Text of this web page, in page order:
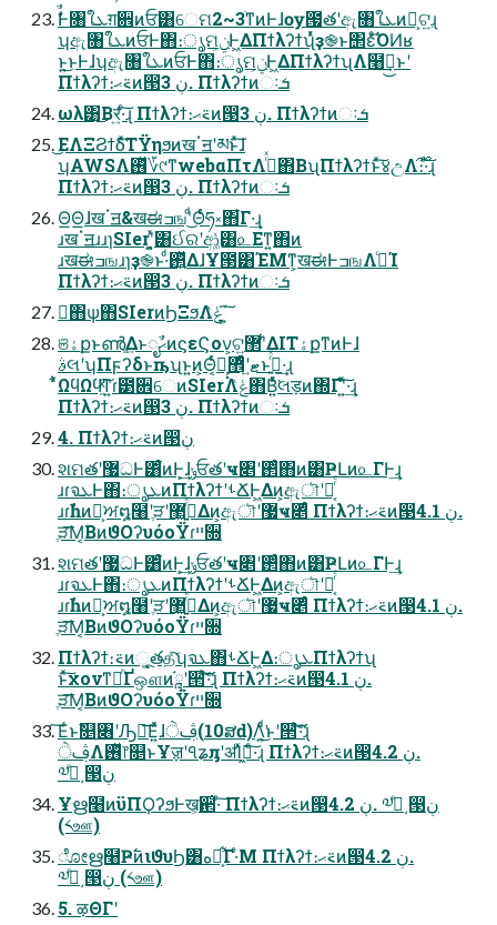
ࣗࣾͰ৘ใܥग़਎ͷਓ͸େମ2~3ׂͳͷͰɺѹ౗తʹඇ৘ใܥͷํ͕ଟ͍ɻ
ʮඇ৘ใܥͷਓͰ΋։ൃମݧ͕Ͱ͖ΔΠϯλʔϯʯͬͯҙ֎ͱ΢έͦ͏͡ΌͶʁ
ͱ͍͏͜ͱͰɺʮඇ৘ใܥͷਓͰ΋։ൃମݧ͕Ͱ͖ΔΠϯλʔϯʯΛ໨ࢦ͢͜ͱʹ
Πϯλʔϯ։࠵ޙͷ൓ڹ 3. Πϯλʔϯͷઃܭ
ωλ͸͔͜͜Βर͍·ͨ͠ɻ Πϯλʔϯ։࠵ޙͷ൓ڹ 3. Πϯλʔϯͷઃܭ
͜ΕΛΞϨϯδͯ͠ΤΫηϧͷखॱॻʹམͱͯ͠ɺ
ʮAWSΛ࢖ͬͯ؆୯ͳwebαΠτΛ࡞ͬͯ΋Β͏ʯΠϯλʔϯͱͯ͠४උΛ։࢝͠·ͨ͠ɻ
Πϯλʔϯ։࠵ޙͷ൓ڹ 3. Πϯλʔϯͷઃܭ
Θ͟Θ͟ɺखॱॻ&खಈߏஙʹͩ͜Θͬͨཧ༝΋͋Γ·͢ɻ
ɹखॱॻɹɹɿSIerʹ͓͍ͯ͸ઈରʹආ͚ͯ͸௨Εͳ͍΋ͷ
ɹखಈߏஙɹɿҙ֎ͱ·ͩ࢒͍ͬͯΔɺҰ౓͸ΈΜͳ͕खಈͰߏஙΛߦ͏ͨΊ
Πϯλʔϯ։࠵ޙͷ൓ڹ 3. Πϯλʔϯͷઃܭ
ྑ͘΋ѱ͘΋SIerͷϦΞϧΛݟͯ΄͍͠
ଞۀքͱൺֱ͢ΔͱೖࣾޙͷϛεϚον͕ଟ͍܏޲ʹ͋ΔITۀքͳͷͰɺ
ࣄલʹʮΠϝʔδͱҧ͏ʯͱ͍͏ͷ͕Θ͔ͬͨํ͕͓ޓ͍ʹ޾ͤͩͱࢥ͍ͬͯ·͢ɻ
͋͑ͯΩϥΩϥ͍ͯ͠ͳ͍ɾ౳਎େͷSIerΛݟͯ΋Β͍ͨͯ͘લड़ͷ΍Γํʹ͍ͯ͠·͢ɻ
Πϯλʔϯ։࠵ޙͷ൓ڹ 3. Πϯλʔϯͷઃܭ
4. Πϯλʔϯ։࠵ޙͷ൓ڹ
શମతʹ޷ධͰ͸͋ͬͨͷͰ͕͢ɺݸਓతʹҹ৅ʹ࢒ͬͨ΋ͷ͸ҎԼͷ௨ΓͰ͢ɻ
ɹɾจܥͰ΋։ൃܥͷΠϯλʔϯʹࢀՃͰ͖Δͷ͕ඇৗʹྑ͔ͬͨ
ɹɾࣾһͷํ͕ਅ໘໨ʹֶੜʹ޲͖߹͍ͬͯΔͷ͕ඇৗʹ޷ҹ৅ͩͬͨ Πϯλʔϯ։࠵ޙͷ൓ڹ 4.1.
ֶੜ͞Μ͔ΒͷϑΟʔυόοΫɾײ૝
શମతʹ޷ධͰ͸͋ͬͨͷͰ͕͢ɺݸਓతʹҹ৅ʹ࢒ͬͨ΋ͷ͸ҎԼͷ௨ΓͰ͢ɻ
ɹɾจܥͰ΋։ൃܥͷΠϯλʔϯʹࢀՃͰ͖Δͷ͕ඇৗʹྑ͔ͬͨ
ɹɾࣾһͷํ͕ਅ໘໨ʹֶੜʹ޲͖߹͍ͬͯΔͷ͕ඇৗʹ޷ҹ৅ͩͬͨ Πϯλʔϯ։࠵ޙͷ൓ڹ 4.1.
ֶੜ͞Μ͔ΒͷϑΟʔυόοΫɾײ૝
Πϯλʔϯ։࠵ͷૂ͍͕తதͯ͠ʮจܥ΋ࢀՃͰ͖Δ։ൃܥΠϯλʔϯʯ
ͱͯ͠χονͳཱͪҐஔͷཱ֬ʹ੒ޭ͠·ͨ͠ɻ Πϯλʔϯ։࠵ޙͷ൓ڹ 4.1.
ֶੜ͞Μ͔ΒͷϑΟʔυόοΫɾײ૝
͠Εͬͱࣾ௕৆ʹԠื͞Ε͍ͯͯɺੇࢤ(10ສԁ)Λ͍ͨͩ͘͜ͱʹ੒ޭ͠·ͨ͠ɻ
ੇࢤΛ࢖ͬͯ෦௕ͱҰॹʹঀʑԓʹॳΊͯߦ͖·ͨ͠ɻ Πϯλʔϯ։࠵ޙͷ൓ڹ 4.2.
༧ظͤ͵൓ڹ
Ұഋ໨ͷϋΠϘʔϧͰख͕਒͑·ͨ͠ Πϯλʔϯ։࠵ޙͷ൓ڹ 4.2. ༧ظͤ͵൓ڹ
(༨ஊ)
ೋഋ໨Ҏ߱ͷιϑυϦ͸هԱ͕͋Γ·ͤΜ Πϯλʔϯ։࠵ޙͷ൓ڹ 4.2.
༧ظͤ͵൓ڹ (༨ஊ)
5. ऴΘΓʹ